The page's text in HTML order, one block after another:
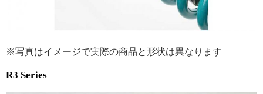
※写真はイメージで実際の商品と形状は異なります
R3 Series